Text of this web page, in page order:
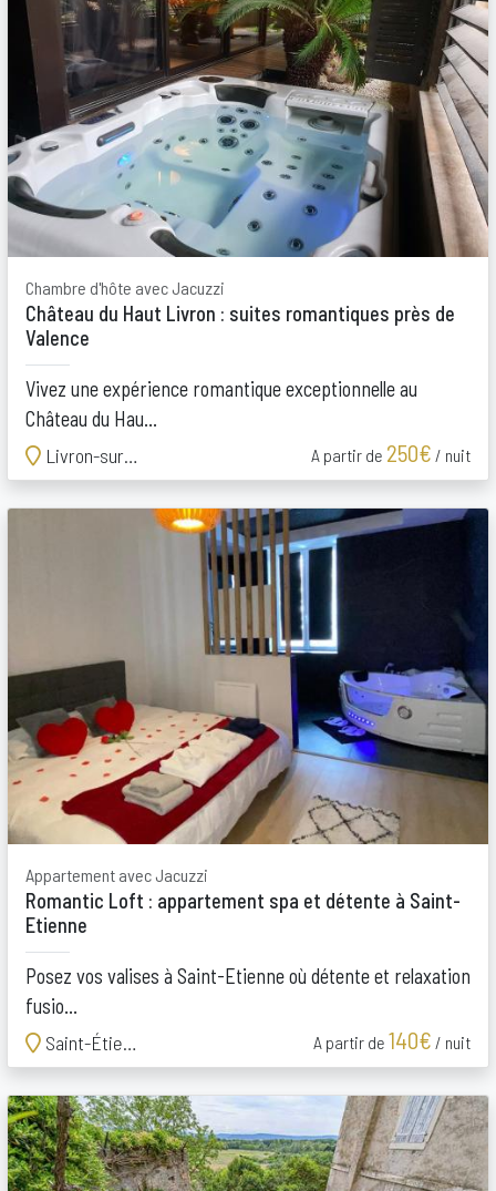
Chambre d'hôte avec Jacuzzi
Château du Haut Livron : suites romantiques près de
Valence
Vivez une expérience romantique exceptionnelle au
Château du Hau...
Livron-sur-Drôme
A partir de 250€ / nuit
Appartement avec Jacuzzi
Romantic Loft : appartement spa et détente à Saint-
Etienne
Posez vos valises à Saint-Etienne où détente et relaxation
fusio...
Saint-Étienne
A partir de 140€ / nuit